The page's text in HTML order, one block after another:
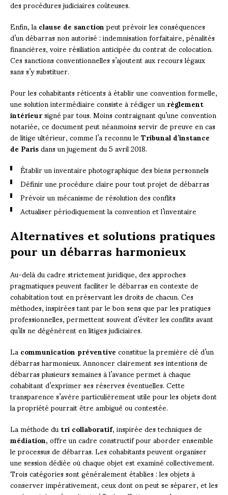
des procédures judiciaires coûteuses.
Enfin, laclause de sanctionpeut prévoir les conséquences
d’un débarras non autorisé : indemnisation forfaitaire, pénalités
financières, voire résiliation anticipée du contrat de colocation.
Ces sanctions conventionnelles s’ajoutent aux recours légaux
sans s’y substituer.
Pour les cohabitants réticents à établir une convention formelle,
une solution intermédiaire consiste à rédiger unrèglement
intérieursigné par tous. Moins contraignant qu’une convention
notariée, ce document peut néanmoins servir de preuve en cas
de litige ultérieur, comme l’a reconnu leTribunal d’instance
de Parisdans un jugement du 5 avril 2018.
Établir un inventaire photographique des biens personnels
Définir une procédure claire pour tout projet de débarras
Prévoir un mécanisme de résolution des conflits
Actualiser périodiquement la convention et l’inventaire
Alternatives et solutions pratiques
pour un débarras harmonieux
Au-delà du cadre strictement juridique, des approches
pragmatiques peuvent faciliter le débarras en contexte de
cohabitation tout en préservant les droits de chacun. Ces
méthodes, inspirées tant par le bon sens que par les pratiques
professionnelles, permettent souvent d’éviter les conflits avant
qu’ils ne dégénèrent en litiges judiciaires.
Lacommunication préventiveconstitue la première clé d’un
débarras harmonieux. Annoncer clairement ses intentions de
débarras plusieurs semaines à l’avance permet à chaque
cohabitant d’exprimer ses réserves éventuelles. Cette
transparence s’avère particulièrement utile pour les objets dont
la propriété pourrait être ambiguë ou contestée.
La méthode dutri collaboratif, inspirée des techniques de
médiation, offre un cadre constructif pour aborder ensemble
le processus de débarras. Les cohabitants peuvent organiser
une session dédiée où chaque objet est examiné collectivement.
Trois catégories sont généralement établies : les objets à
conserver impérativement, ceux dont on peut se séparer, et les